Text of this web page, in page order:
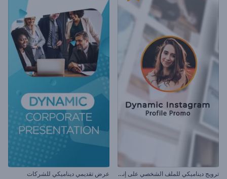
ت
رويج ديناميكي للملف الشخصي على إنستغرام عرض تقديمي ديناميكي للشركات